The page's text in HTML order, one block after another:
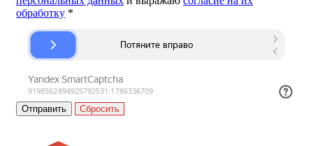
обработку *
Сбросить